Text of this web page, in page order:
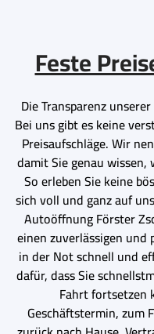
Feste
Die Transparenz
Bei uns gibt es keine
Preisaufschläge. Wir
damit Sie genau wissen,
So erleben Sie keine
sich voll und ganz auf
Autoöffnung Förster
einen zuverlässigen
in der Not schnell und
dafür, dass Sie
Fahrt fortsetzen
Geschäftstermin, zum